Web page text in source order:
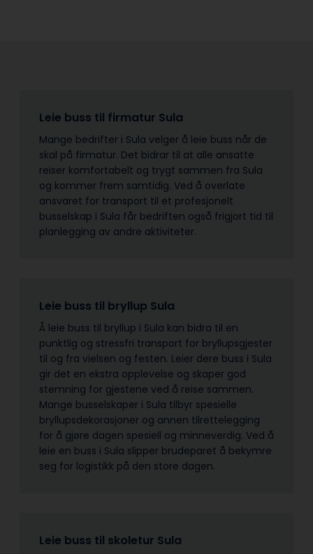
Leie buss til firmatur Sula
Mange bedrifter i Sula velger å leie buss når de
skal på firmatur. Det bidrar til at alle ansatte
reiser komfortabelt og trygt sammen fra Sula
og kommer frem samtidig. Ved å overlate
ansvaret for transport til et profesjonelt
busselskap i Sula får bedriften også frigjort tid til
planlegging av andre aktiviteter.
Leie buss til bryllup Sula
Å leie buss til bryllup i Sula kan bidra til en
punktlig og stressfri transport for bryllupsgjester
til og fra vielsen og festen. Leier dere buss i Sula
gir det en ekstra opplevelse og skaper god
stemning for gjestene ved å reise sammen.
Mange busselskaper i Sula tilbyr spesielle
bryllupsdekorasjoner og annen tilrettelegging
for å gjøre dagen spesiell og minneverdig. Ved å
leie en buss i Sula slipper brudeparet å bekymre
seg for logistikk på den store dagen.
Leie buss til skoletur Sula